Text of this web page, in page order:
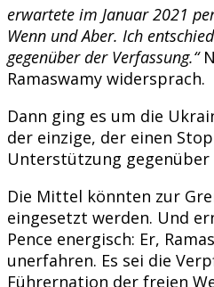
erwartete im Januar 2021
Wenn und Aber. Ich
gegenüber der Verfassung.“
Ramaswamy widersprach.
Dann ging es um die
der einzige, der einen
Unterstützung
Die Mittel könnten zur
eingesetzt werden. Und
Pence energisch: Er,
unerfahren. Es sei die
Führernation der freien